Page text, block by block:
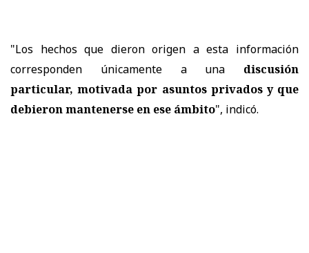
"Los hechos que dieron origen a esta información
corresponden únicamente a una discusión
particular, motivada por asuntos privados y que
debieron mantenerse en ese ámbito", indicó.